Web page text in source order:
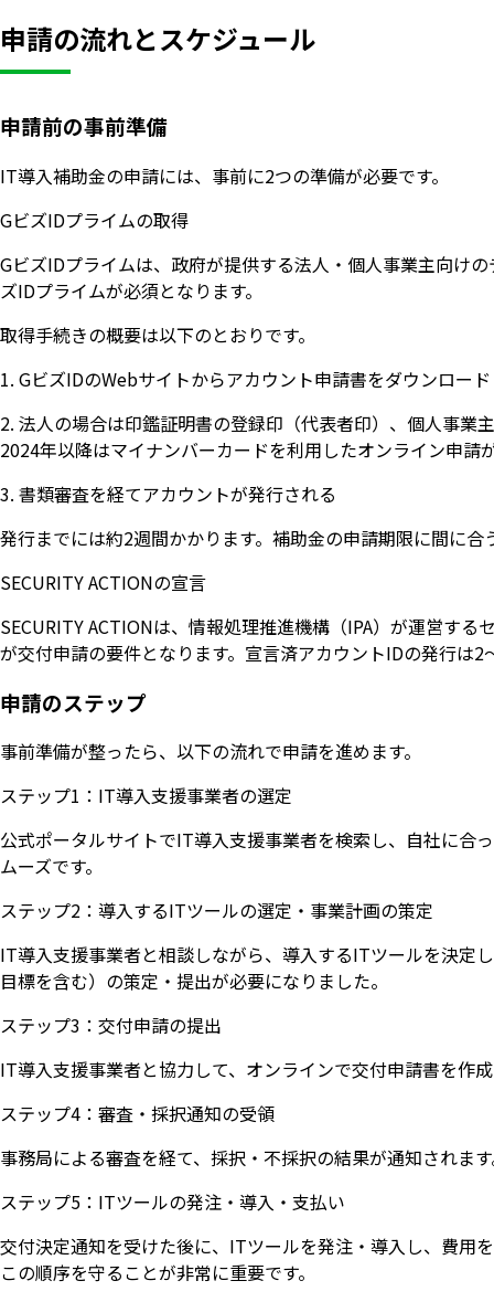
申請の流れとスケジュール
申請前の事前準備
IT導入補助金の申請には、事前に2つの準備が必要です。
GビズIDプライムの取得
GビズIDプライムは、政府が提供する法人・個人事業主向け
ズIDプライムが必須となります。
取得手続きの概要は以下のとおりです。
1. GビズIDのWebサイトからアカウント申請書をダウンロー
2. 法人の場合は印鑑証明書の登録印（代表者印）、個人事
2024年以降はマイナンバーカードを利用したオンライン申請
3. 書類審査を経てアカウントが発行される
発行までには約2週間かかります。補助金の申請期限に間に
SECURITY ACTIONの宣言
SECURITY ACTIONは、情報処理推進機構（IPA）が運営す
が交付申請の要件となります。宣言済アカウントIDの発行は2
申請のステップ
事前準備が整ったら、以下の流れで申請を進めます。
ステップ1：IT導入支援事業者の選定
公式ポータルサイトでIT導入支援事業者を検索し、自社に合
ムーズです。
ステップ2：導入するITツールの選定・事業計画の策定
IT導入支援事業者と相談しながら、導入するITツールを決定
目標を含む）の策定・提出が必要になりました。
ステップ3：交付申請の提出
IT導入支援事業者と協力して、オンラインで交付申請書を作
ステップ4：審査・採択通知の受領
事務局による審査を経て、採択・不採択の結果が通知されま
ステップ5：ITツールの発注・導入・支払い
交付決定通知を受けた後に、ITツールを発注・導入し、費用
この順序を守ることが非常に重要です。